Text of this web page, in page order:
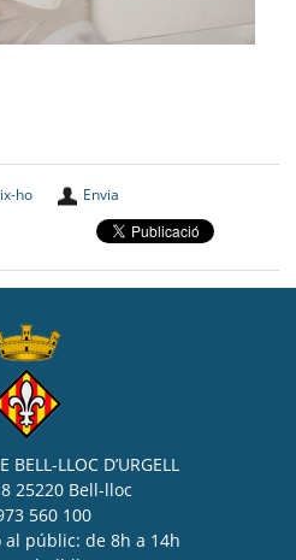
ho Envia
BELL-LLOC D’URGELL
25220 Bell-lloc
560 100
públic: de 8h a 14h